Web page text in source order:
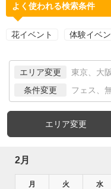
よく使われる検索条件
花イベント 体験イベ
エリア変更 東京、大
条件変更 フェス、
エリア変更
2月
月 火 水